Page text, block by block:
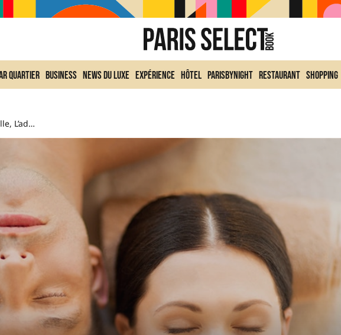
quartier Business News du Luxe Expérience Hôtel ParisByNight Restaurant Shopping
Le Centre Esthétique Trémoille, L’adresse Select Pour Un Nettoyage De Peau De Grande Qualité